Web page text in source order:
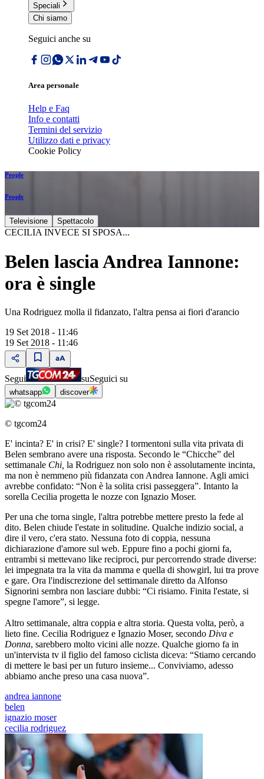
Speciali
Chi siamo
Seguici anche su
Area personale
Help e Faq
Info e contatti
Termini del servizio
Utilizzo dati e privacy
Cookie Policy
People
People
Televisione Spettacolo
CECILIA INVECE SI SPOSA...
Belen lascia Andrea Iannone:
ora è single
Una Rodriguez molla il fidanzato, l'altra pensa ai fiori d'arancio
19 Set 2018 - 11:46
19 Set 2018 - 11:46
Segui suSeguici su
whatsapp discover
© tgcom24
E' incinta? E' in crisi? E' single? I tormentoni sulla vita privata di
Belen sembrano avere una risposta. Secondo le “Chicche” del
settimanale Chi, la Rodriguez non solo non è assolutamente incinta,
ma non è nemmeno più fidanzata con Andrea Iannone. Agli amici
avrebbe confidato: “Non è la solita crisi passeggera”. Intanto la
sorella Cecilia progetta le nozze con Ignazio Moser.
Per una che torna single, l'altra potrebbe mettere presto la fede al
dito. Belen chiude l'estate in solitudine. Qualche indizio social, a
dire il vero, c'era stato. Nessuna foto di coppia, nessuna
dichiarazione d'amore sul web. Eppure fino a pochi giorni fa,
entrambi si mettevano like reciproci, pur percorrendo strade diverse:
lei impegnata tra la vita da mamma e quella di showgirl, lui tra prove
e gare. Ora l'indiscrezione del settimanale diretto da Alfonso
Signorini sembra non lasciare dubbi: “Ci risiamo. Finita l'estate, si
spegne l'amore”, si legge.
Altro settimanale, altra coppia e altra storia. Questa volta, però, a
lieto fine. Cecilia Rodriguez e Ignazio Moser, secondo Diva e
Donna, sarebbero molto vicini alle nozze. Qualche giorno fa in
un'intervista tv il figlio del famoso ciclista diceva: “Stiamo cercando
di mettere le basi per un futuro insieme... Conviviamo, adesso
abbiamo anche preso una casa nuova”.
andrea iannone
belen
ignazio moser
cecilia rodriguez